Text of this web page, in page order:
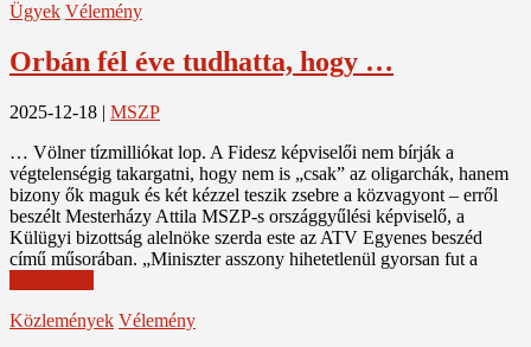
Ügyek Vélemény
Orbán fél éve tudhatta, hogy …
2025-12-18 | MSZP
… Völner tízmilliókat lop. A Fidesz képviselői nem bírják a
végtelenségig takargatni, hogy nem is „csak” az oligarchák, hanem
bizony ők maguk és két kézzel teszik zsebre a közvagyont – erről
beszélt Mesterházy Attila MSZP-s országgyűlési képviselő, a
Külügyi bizottság alelnöke szerda este az ATV Egyenes beszéd
című műsorában. „Miniszter asszony hihetetlenül gyorsan fut a
Közlemények Vélemény